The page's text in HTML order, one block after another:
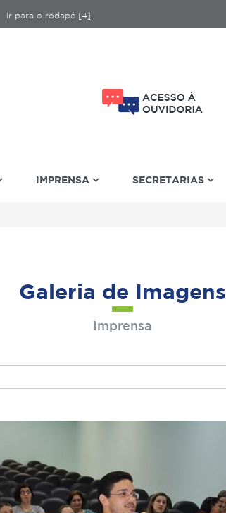
Ir para o rodapé [4]
IMPRENSA SECRETARIAS
Galeria de Imagens
Imprensa